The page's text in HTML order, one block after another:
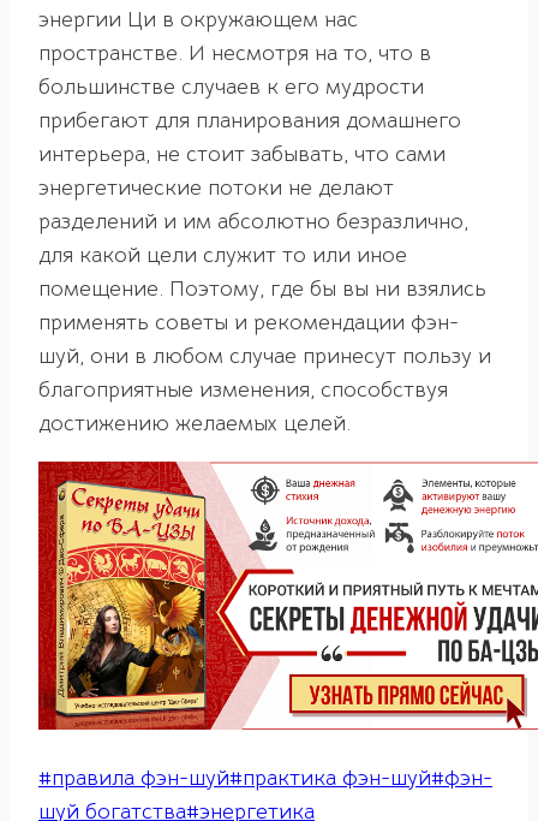
энергии Ци в окружающем нас
пространстве. И несмотря на то, что в
большинстве случаев к его мудрости
прибегают для планирования домашнего
интерьера, не стоит забывать, что сами
энергетические потоки не делают
разделений и им абсолютно безразлично,
для какой цели служит то или иное
помещение. Поэтому, где бы вы ни взялись
применять советы и рекомендации фэн-
шуй, они в любом случае принесут пользу и
благоприятные изменения, способствуя
достижению желаемых целей.
Метки
записи:
#правила фэн-шуй#практика фэн-шуй#фэн-
шуй богатства#энергетика